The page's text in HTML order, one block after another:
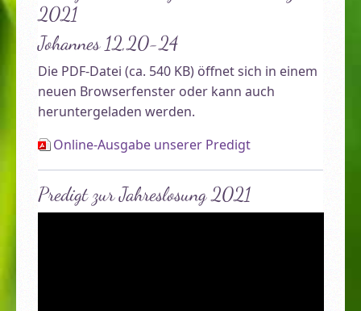
2021
Johannes 12,20-24
Die PDF-Datei (ca. 540 KB) öffnet sich in einem
neuen Browserfenster oder kann auch
heruntergeladen werden.
Online-Ausgabe unserer Predigt
Predigt zur Jahreslosung 2021